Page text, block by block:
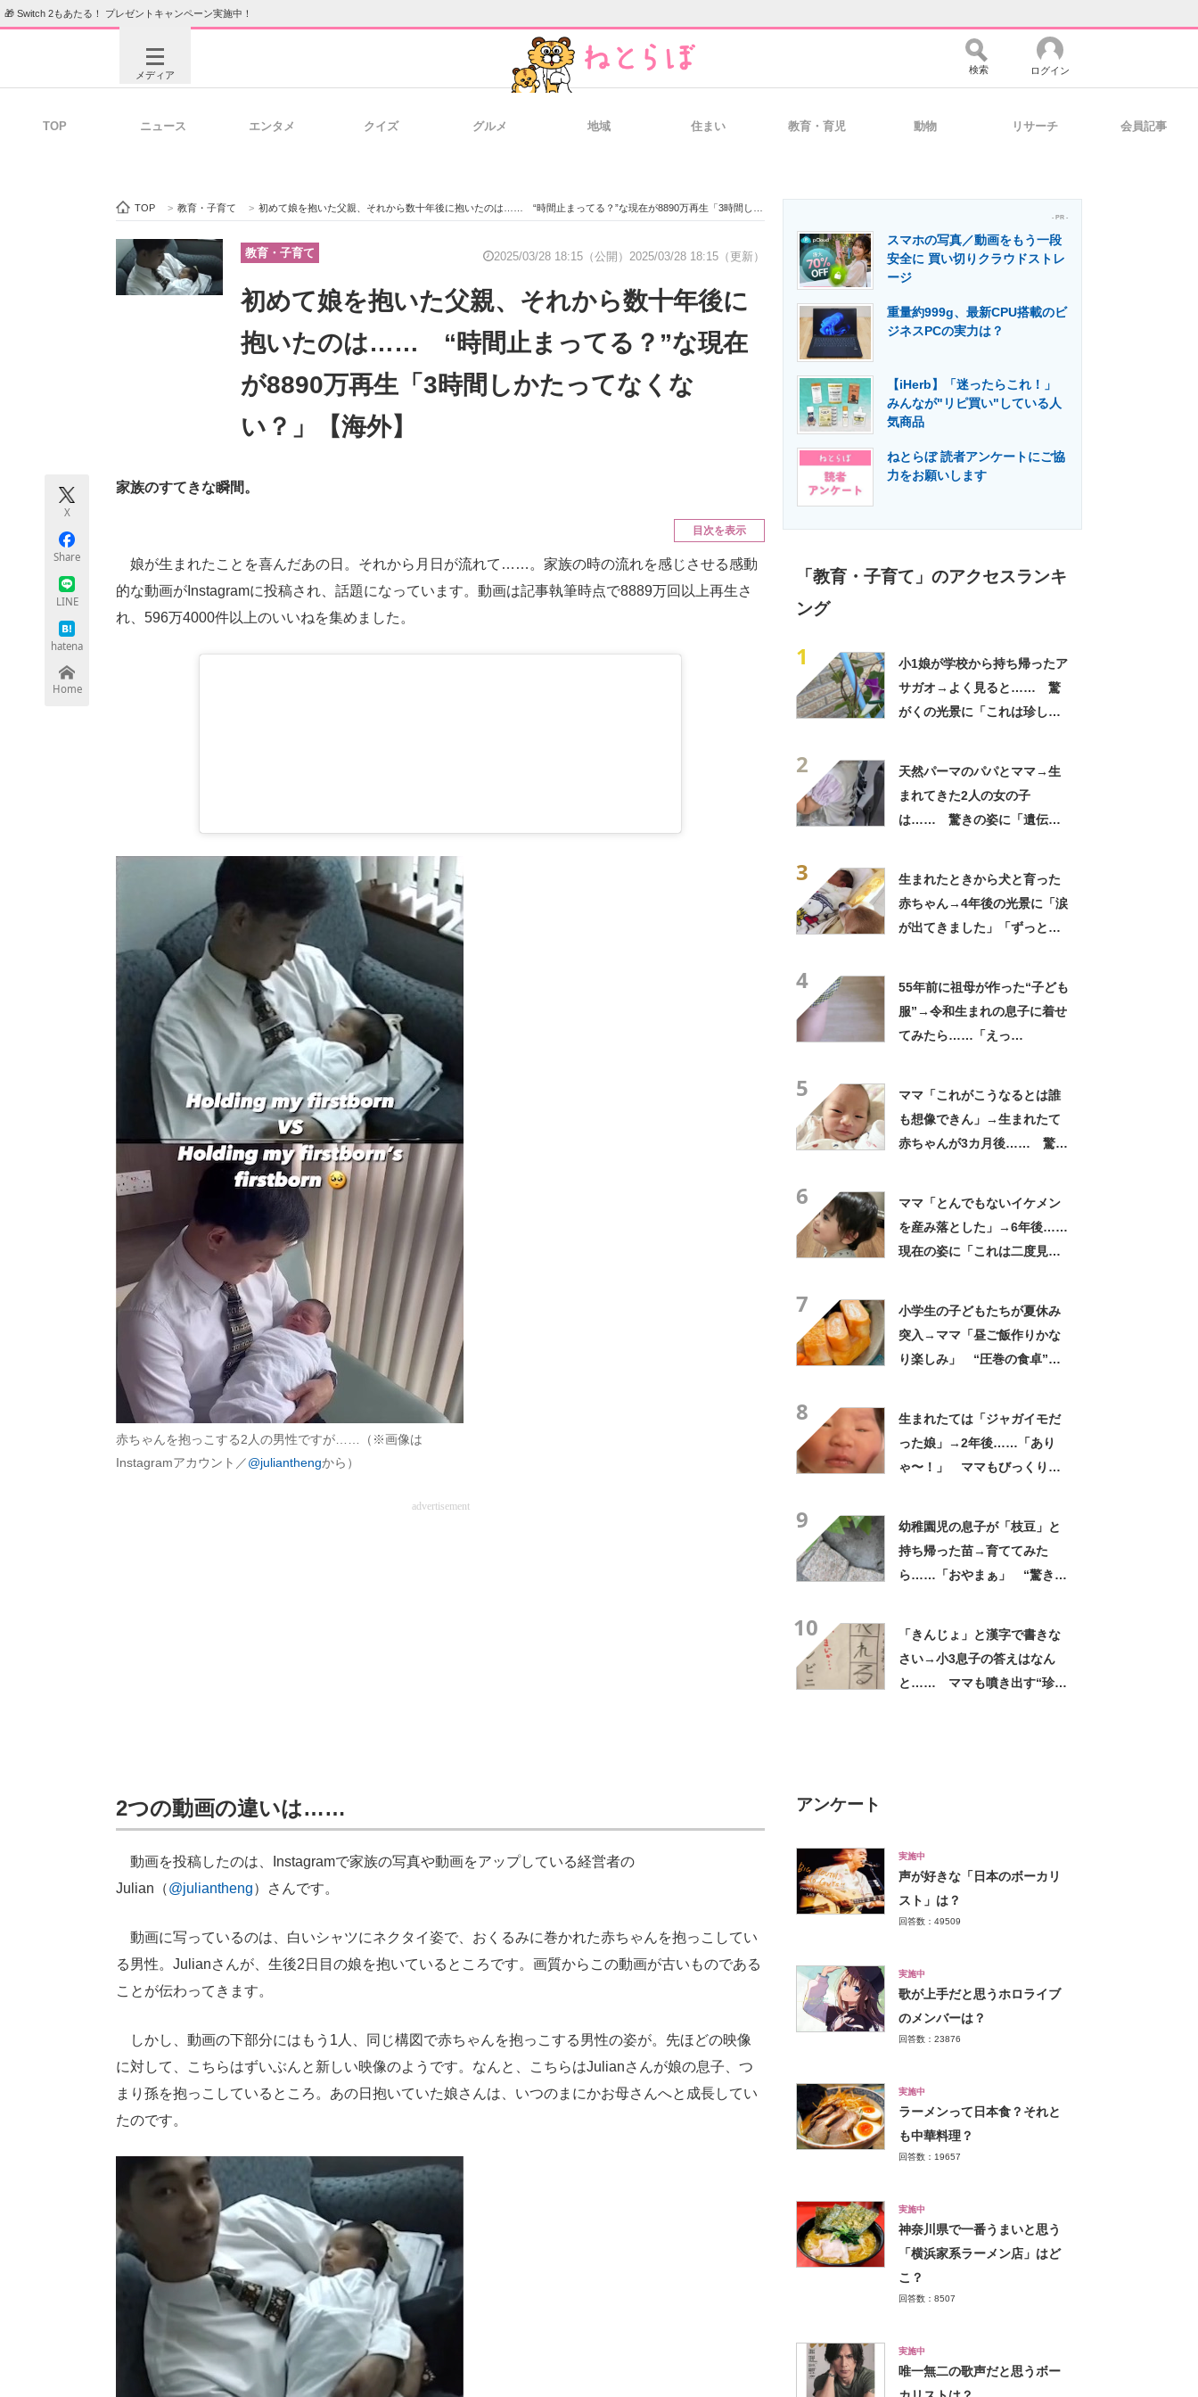
🎁 Switch 2もあたる！ プレゼントキャンペーン実施中！
メディア
ビジネスと働き方のヒント 経営リーダーのコミュニティ マーケ×ITの今がよく分かる
企業向けIT製品の総合サイト 製造業のIT導入・活用を支援
エレクトロニクス専門サイト エネルギーの専門メディア 建設×テクノロジーの最前線
ちょっと気になるネットの話題
検索 ログイン
TOP ニュース エンタメ クイズ グルメ 地域 住まい 教育・育児 動物 リサーチ 会員記事
TOP > 教育・子育て > 初めて娘を抱いた父親、それから数十年後に抱いたのは…… “時間止まってる？”な現在が8890万再生「3時間しかたってなくない？」【海外】
教育・子育て 2025/03/28 18:15（公開） 2025/03/28 18:15（更新）
初めて娘を抱いた父親、それから数十年後に
抱いたのは…… “時間止まってる？”な現在
が8890万再生「3時間しかたってなくな
い？」【海外】
X
Share
LINE
hatena
Home
家族のすてきな瞬間。
目次を表示
娘が生まれたことを喜んだあの日。それから月日が流れて……。家族の時の流れを感じさせる感動
的な動画がInstagramに投稿され、話題になっています。動画は記事執筆時点で8889万回以上再生さ
れ、596万4000件以上のいいねを集めました。
赤ちゃんを抱っこする2人の男性ですが……（※画像は
Instagramアカウント／@julianthengから）
advertisement
2つの動画の違いは……
動画を投稿したのは、Instagramで家族の写真や動画をアップしている経営者の
Julian（@juliantheng）さんです。
動画に写っているのは、白いシャツにネクタイ姿で、おくるみに巻かれた赤ちゃんを抱っこしてい
る男性。Julianさんが、生後2日目の娘を抱いているところです。画質からこの動画が古いものである
ことが伝わってきます。
しかし、動画の下部分にはもう1人、同じ構図で赤ちゃんを抱っこする男性の姿が。先ほどの映像
に対して、こちらはずいぶんと新しい映像のようです。なんと、こちらはJulianさんが娘の息子、つ
まり孫を抱っこしているところ。あの日抱いていた娘さんは、いつのまにかお母さんへと成長してい
たのです。
- PR -
スマホの写真／動画をもう一段
安全に 買い切りクラウドストレ
ージ
重量約999g、最新CPU搭載のビ
ジネスPCの実力は？
【iHerb】「迷ったらこれ！」
みんなが"リピ買い"している人
気商品
ねとらぼ 読者アンケートにご協
力をお願いします
「教育・子育て」のアクセスランキ
ング
1
小1娘が学校から持ち帰ったア
サガオ→よく見ると…… 驚
がくの光景に「これは珍し
2
天然パーマのパパとママ→生
まれてきた2人の女の子
は…… 驚きの姿に「遺伝っ
3
生まれたときから犬と育った
赤ちゃん→4年後の光景に「涙
が出てきました」「ずっと見
4
55年前に祖母が作った“子ども
服”→令和生まれの息子に着せ
てみたら……「えっ
5
ママ「これがこうなるとは誰
も想像できん」→生まれたて
赤ちゃんが3カ月後…… 驚き
6
ママ「とんでもないイケメン
を産み落とした」→6年後……
現在の姿に「これは二度見す
7
小学生の子どもたちが夏休み
突入→ママ「昼ご飯作りかな
り楽しみ」 “圧巻の食卓”に
8
生まれたては「ジャガイモだ
った娘」→2年後……「あり
ゃ〜！」 ママもびっくり
9
幼稚園児の息子が「枝豆」と
持ち帰った苗→育ててみた
ら……「おやまぁ」 “驚きの
10
「きんじょ」と漢字で書きな
さい→小3息子の答えはなん
と…… ママも噴き出す“珍解
アンケート
実施中
声が好きな「日本のボーカリ
スト」は？
回答数：49509
実施中
歌が上手だと思うホロライブ
のメンバーは？
回答数：23876
実施中
ラーメンって日本食？それと
も中華料理？
回答数：19657
実施中
神奈川県で一番うまいと思う
「横浜家系ラーメン店」はど
こ？
回答数：8507
実施中
唯一無二の歌声だと思うボー